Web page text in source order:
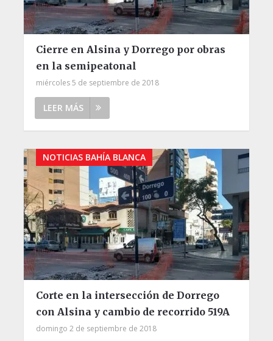
Cierre en Alsina y Dorrego por obras
en la semipeatonal
miércoles 5 de septiembre de 2018
LEER MÁS
NOTICIAS BAHÍA BLANCA
Corte en la intersección de Dorrego
con Alsina y cambio de recorrido 519A
domingo 2 de septiembre de 2018